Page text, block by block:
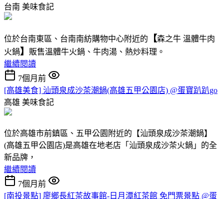
台南 美味食記
位於台南東區、台南南紡購物中心附近的 【森之牛 溫體牛肉
火鍋】
販售溫體牛火鍋、牛肉湯、熱炒料理。
繼續閱讀
7個月前
[高雄美食] 汕頭泉成沙茶潮鍋(高雄五甲公園店) @蛋寶趴趴go
高雄 美味食記
位於高雄市前鎮區、五甲公園附近的【汕頭泉成沙茶潮鍋】
(高雄五甲公園店)是高雄在地老店「汕頭泉成沙茶火鍋」的全
新品牌，
繼續閱讀
7個月前
[南投景點] 廖鄉長紅茶故事館-日月潭紅茶館 免門票景點 @蛋